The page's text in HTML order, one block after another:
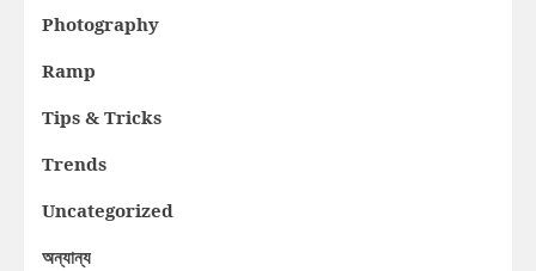
Photography
Ramp
Tips & Tricks
Trends
Uncategorized
অন্যান্য